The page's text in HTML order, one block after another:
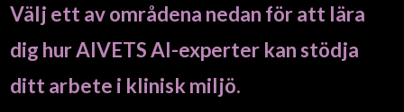
Välj ett av områdena nedan för att lära
dig hur AIVETS AI-experter kan stödja
ditt arbete i klinisk miljö.